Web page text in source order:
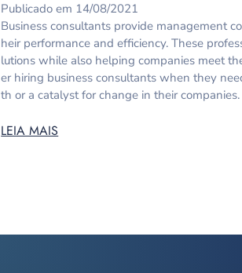
Publicado em 14/08/2021
Business consultants provide management
heir performance and efficiency. These
lutions while also helping companies meet
er hiring business consultants when they
th or a catalyst for change in their
LEIA MAIS